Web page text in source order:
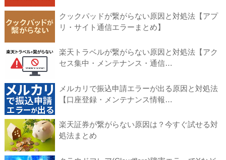
クックパッドが繋がらない原因と対処法【アプ
リ・サイト通信エラーまとめ】
楽天トラベルが繋がらない原因と対処法【アク
セス集中・メンテナンス・通信…
メルカリで振込申請エラーが出る原因と対処法
【口座登録・メンテナンス情報…
楽天証券が繋がらない原因は？今すぐ試せる対
処法まとめ